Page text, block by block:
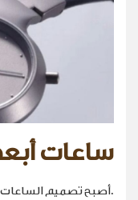
ساعات
.أصبح تصميم الساعات